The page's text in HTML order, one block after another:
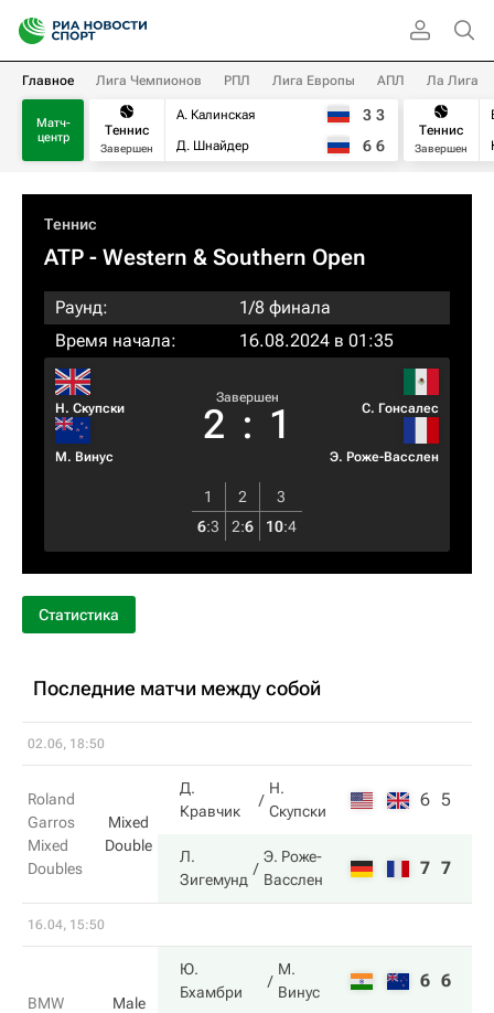
Главное Лига Чемпионов РПЛ Лига Европы АПЛ Ла Лига
Матч-
центр
Теннис
Завершен
А. Калинская
Д. Шнайдер
3 3
6 6
Теннис
Завершен
Теннис
ATP - Western & Southern Open
Раунд:
1/8 финала
Время начала:
16.08.2024 в 01:35
Н. Скупски
М. Винус
Завершен
2 : 1 С. Гонсалес
Э. Роже-Васслен
1 2
3
6:3 2:6 10:4
Статистика
Последние матчи между собой
02.06, 18:50
Roland
Garros
Mixed
Doubles
Mixed
Double
Д.
Кравчик
Н.
Скупски
6 5
Л.
Зигемунд
Э. Роже-
Васслен
7 7
16.04, 15:50
BMW
Male
Ю.
Бхамбри
М.
Винус
6 6